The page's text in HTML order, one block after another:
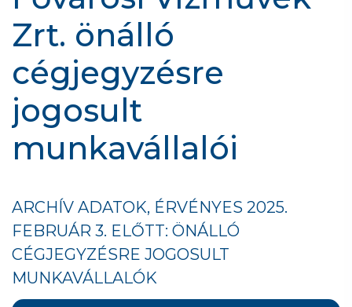
Zrt. önálló
cégjegyzésre
jogosult
munkavállalói
ARCHÍV ADATOK, ÉRVÉNYES 2025.
FEBRUÁR 3. ELŐTT: ÖNÁLLÓ
CÉGJEGYZÉSRE JOGOSULT
MUNKAVÁLLALÓK